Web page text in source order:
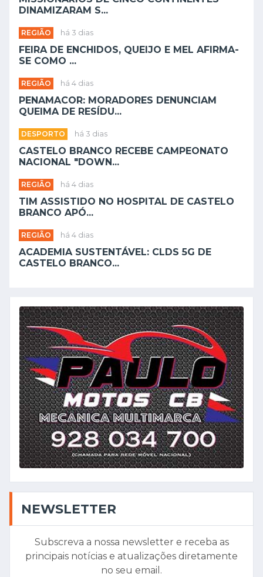
DINAMIZARAM S...
REGIÃO há 3 dias
FEIRA DE ENCHIDOS, QUEIJO E MEL AFIRMA-
SE COMO ...
REGIÃO há 4 dias
PENAMACOR: MORADORES DENUNCIAM
QUEIMA DE RESÍDU...
DESPORTO há 3 dias
CASTELO BRANCO RECEBE CAMPEONATO
NACIONAL "DOWN...
REGIÃO há 4 dias
TIM ASSISTIDO NO HOSPITAL DE CASTELO
BRANCO APÓ...
REGIÃO há 4 dias
ACADEMIA SUSTENTÁVEL: CLDS 5G DE
CASTELO BRANCO...
NEWSLETTER
Subscreva a nossa newsletter e receba as
principais notícias e atualizações diretamente
no seu email.